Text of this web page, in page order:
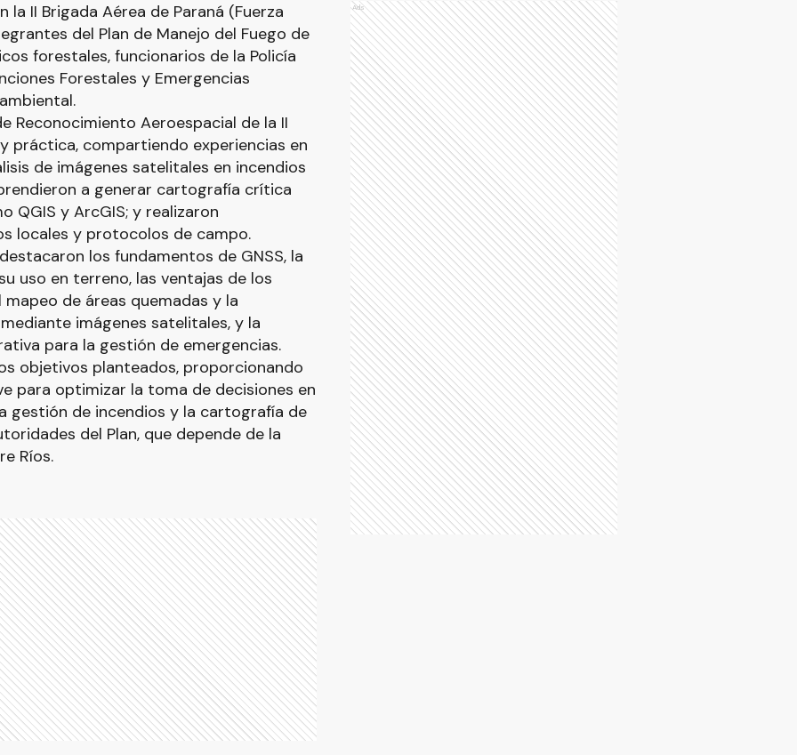
la II Brigada Aérea de Paraná (Fuerza
del Plan de Manejo del Fuego de
forestales, funcionarios de la Policía
Forestales y Emergencias
Reconocimiento Aeroespacial de la II
práctica, compartiendo experiencias en
de imágenes satelitales en incendios
a generar cartografía crítica
QGIS y ArcGIS; y realizaron
locales y protocolos de campo.
los fundamentos de GNSS, la
uso en terreno, las ventajas de los
de áreas quemadas y la
imágenes satelitales, y la
para la gestión de emergencias.
objetivos planteados, proporcionando
para optimizar la toma de decisiones en
gestión de incendios y la cartografía de
del Plan, que depende de la
Ríos.
Ads